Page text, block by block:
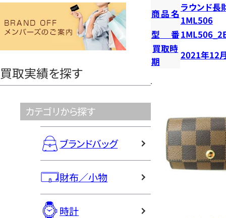
ヤ
買取実績を探す
カテゴリから探す
ブランドバッグ
財布／小物
時計
商品名
ラウンド長
1ML506
型番
買取時
期
2021年12